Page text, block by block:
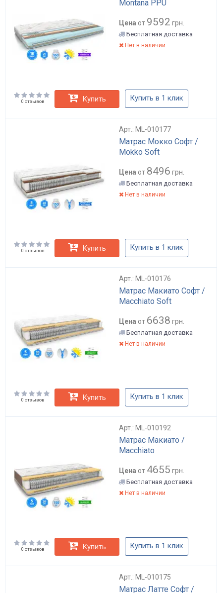
Montana PPU
Цена от 9592 грн.
Бесплатная доставка
Нет в наличии
0 отзывов Купить Купить в 1 клик
Арт.: ML-010177
Матрас Мокко Софт /
Mokko Soft
Цена от 8496 грн.
Бесплатная доставка
Нет в наличии
0 отзывов Купить Купить в 1 клик
Арт.: ML-010176
Матрас Макиато Софт /
Macchiato Soft
Цена от 6638 грн.
Бесплатная доставка
Нет в наличии
0 отзывов Купить Купить в 1 клик
Арт.: ML-010192
Матрас Макиато /
Macchiato
Цена от 4655 грн.
Бесплатная доставка
Нет в наличии
0 отзывов Купить Купить в 1 клик
Арт.: ML-010175
Матрас Латте Софт /